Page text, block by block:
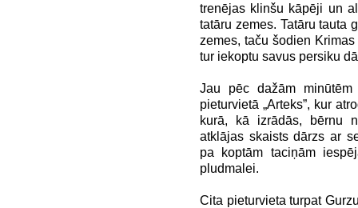
trenējas klinšu kāpēji un
tatāru zemes. Tatāru tauta
zemes, taču šodien
tur iekoptu savus persiku
Jau pēc dažām
pieturvietā „Arteks”, kur
kurā, kā izrādās, bērnu
atklājas skaists dārzs ar
pa koptām taciņām
pludmalei.
Cita pieturvieta turpat